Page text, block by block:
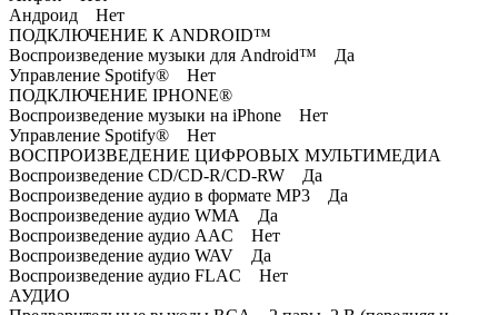
Андроид Нет
ПОДКЛЮЧЕНИЕ К ANDROID™
Воспроизведение музыки для Android™ Да
Управление Spotify® Нет
ПОДКЛЮЧЕНИЕ IPHONE®
Воспроизведение музыки на iPhone Нет
Управление Spotify® Нет
ВОСПРОИЗВЕДЕНИЕ ЦИФРОВЫХ МУЛЬТИМЕДИА
Воспроизведение CD/CD-R/CD-RW Да
Воспроизведение аудио в формате MP3 Да
Воспроизведение аудио WMA Да
Воспроизведение аудио AAC Нет
Воспроизведение аудио WAV Да
Воспроизведение аудио FLAC Нет
АУДИО